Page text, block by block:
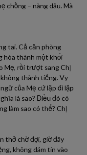
chồng – nàng dâu. Mà
tai. Cả căn phòng
hóa thành một khối
Mẹ, rồi trượt sang Chị
thành tiếng. Vy
của Mẹ cứ lặp đi lặp
là sao? Điều đó có
làm sao có thể? Chị
thở chờ đợi, giờ đây
không dám tin vào